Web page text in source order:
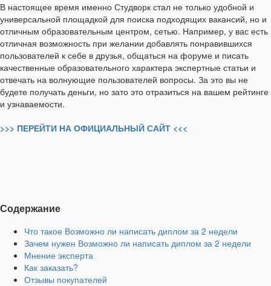
В настоящее время именно Студворк стал не только удобной и
универсальной площадкой для поиска подходящих вакансий, но и
отличным образовательным центром, сетью. Например, у вас есть
отличная возможность при желании добавлять понравившихся
пользователей к себе в друзья, общаться на форуме и писать
качественные образовательного характера экспертные статьи и
отвечать на волнующие пользователей вопросы. За это вы не
будете получать деньги, но зато это отразиться на вашем рейтинге
и узнаваемости.
>>> ПЕРЕЙТИ НА ОФИЦИАЛЬНЫЙ САЙТ <<<
Содержание
Что такое Возможно ли написать диплом за 2 недели
Зачем нужен Возможно ли написать диплом за 2 недели
Мнение эксперта
Как заказать?
Отзывы покупателей